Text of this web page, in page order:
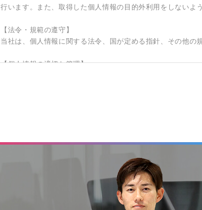
行います。また、取得した個人情報の目的外利用をしないよ
【法令・規範の遵守】
当社は、個人情報に関する法令、国が定める指針、その他
【個人情報の適切な管理】
当社は、個人情報保護に関する管理規程及び管理体制を整